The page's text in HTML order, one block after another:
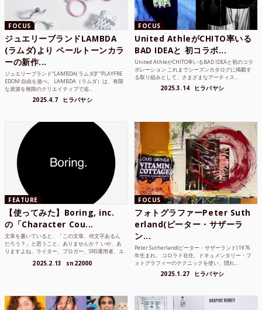
FOCUS
ジュエリーブランドLAMBDA
(ラムダ)より ペールトーンカラ
ーの新作...
ジュエリーブランド“LAMBDA( ラムダ))” “PLAYFRE
EDOM 自由を遊べ。 LAMBDA（ラムダ）は、有限
な資源を無限のクリエイティブで追...
2025.4.7 ヒラバヤシ
FOCUS
United AthleがCHITO率いる
BAD IDEAと 初コラボ...
United AthleがCHITO率いるBAD IDEAと初のコラ
ボレーション これまでシーズンカタログに掲載す
る取り組みとして、さまざまなアーティス...
2025.3.14 ヒラバヤシ
FEATURE
【使ってみた】Boring, inc.
の「Character Cou...
文章を書いていると、「この文章、何文字あるん
だろう？」と思うこと、ありませんか？ いや、あ
りますよね。ライター、ブロガー、SNS運用者、エ
2025.2.13 sn22000
FOCUS
フォトグラファーPeter Suth
erland(ピーター・サザーラ
ン...
Peter Sutherland(ピーター・サザーランド) 1976
年生まれ。 コロラド在住。ドキュメンタリー・フ
ォトグラフィーのテクニックを使い、隠れ...
2025.1.27 ヒラバヤシ